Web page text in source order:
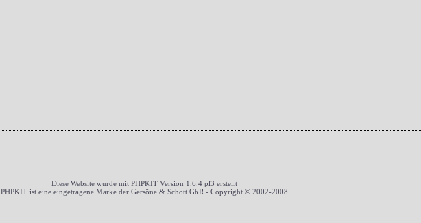
Diese Website wurde mit PHPKIT Version 1.6.4 pl3 erstellt
PHPKIT ist eine eingetragene Marke der Gersöne & Schott GbR - Copyright © 2002-2008